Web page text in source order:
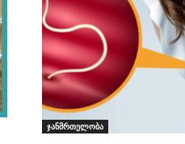
ჯანმრთელობა